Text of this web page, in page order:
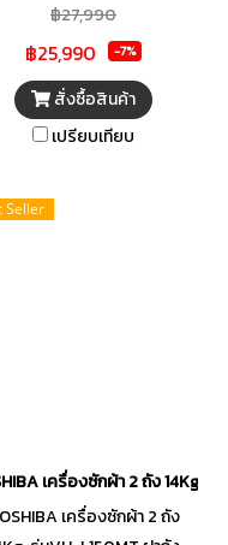
บสกปรกที่ฝังลึกบนเสื้อผ้าให้
ดไป ทั้งยังช่วยขจัดกลิ่นอันไม่
ประสงค์ เพื่อให้เครื่องแต่ง
ยของคุณดูสะอาดอยู่ตลอด
า มาพร้อมรูปลักษณ์ภายนอก
งก์ชันการใช้งานที่ง่าย ตอบ
฿27,990
฿25,990 -7%
สั่งซื้อสินค้า
เปรียบเทียบ
รุ่น WA25B8377GV/ST
Seller
เครื่องซักผ้า 2 ถัง 14Kg. สี
เครื่องซักผ้า 2 ถัง